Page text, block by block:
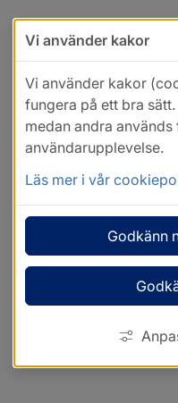
Vi använder kakor
Vi använder kakor
fungera på ett bra
medan andra
användarupplevelse.
Läs mer i vår
Godkänn